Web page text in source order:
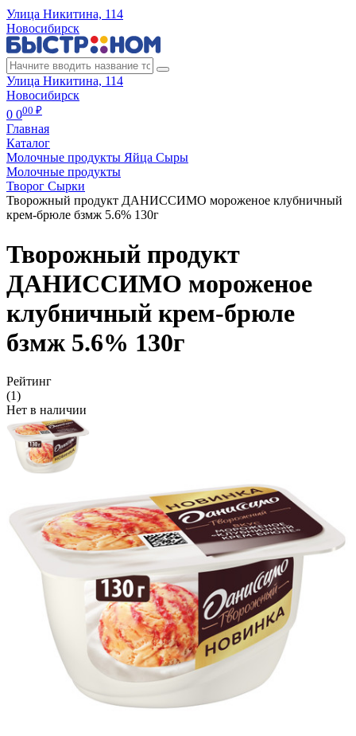
Улица Никитина, 114
Новосибирск
Улица Никитина, 114
Новосибирск
0 000 ₽
Главная
Каталог
Молочные продукты Яйца Сыры
Молочные продукты
Творог Сырки
Творожный продукт ДАНИССИМО мороженое клубничный
крем-брюле бзмж 5.6% 130г
Творожный продукт
ДАНИССИМО мороженое
клубничный крем-брюле
бзмж 5.6% 130г
Рейтинг
(1)
Нет в наличии